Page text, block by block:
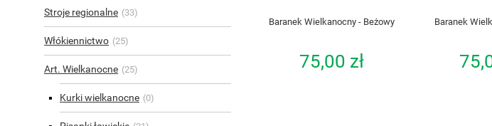
Stroje regionalne (33)
Włókiennictwo (25)
Art. Wielkanocne (25)
Kurki wielkanocne (0)
Baranek Wielkanocny - Beżowy
75,00 zł
Baranek